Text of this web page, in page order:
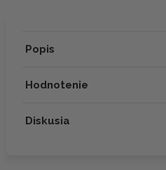
Popis
Hodnotenie
Diskusia